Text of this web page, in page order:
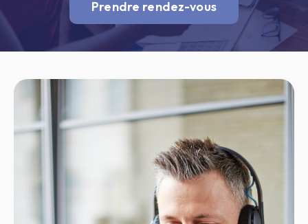
Prendre rendez-vous